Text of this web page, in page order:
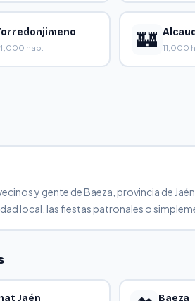
hab. 🏰 11,000
y gente de Baeza, provincia de
local, las fiestas patronales o
Jaén Baeza